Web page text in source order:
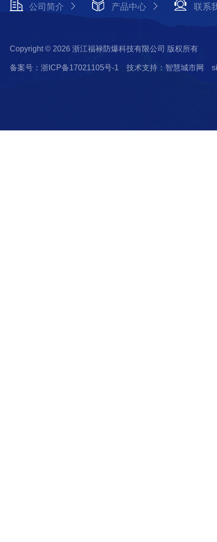
公司简介 产品中心 联系
Copyright © 2026 浙江福禄防爆科技有限公司 版权所有
备案号：浙ICP备17021105号-1 技术支持：智慧城市网